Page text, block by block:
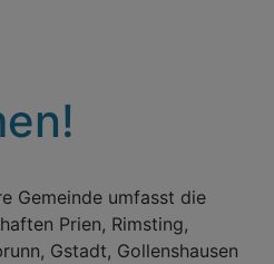
Gemeinde umfasst die
Prien, Rimsting,
Gstadt, Gollenshausen